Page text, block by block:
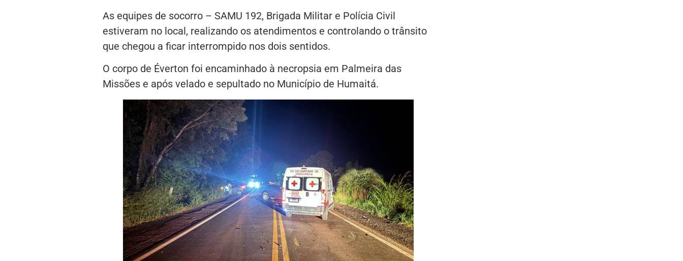
As equipes de socorro – SAMU 192, Brigada Militar e Polícia Civil
estiveram no local, realizando os atendimentos e controlando o trânsito
que chegou a ficar interrompido nos dois sentidos.
O corpo de Éverton foi encaminhado à necropsia em Palmeira das
Missões e após velado e sepultado no Município de Humaitá.